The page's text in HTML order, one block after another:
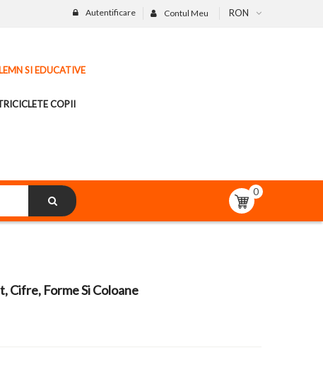
RON
Contul Meu
Autentificare
SI EDUCATIVE
COPII
0
Cifre, Forme Si Coloane